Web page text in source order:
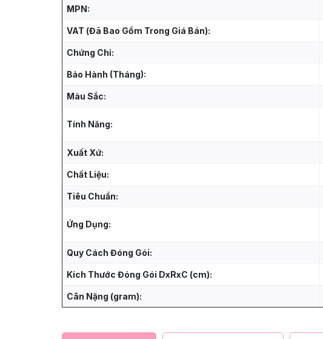
MPN:
VAT (Đã Bao Gồm Trong Giá Bán):
Chứng Chỉ:
Bảo Hành (Tháng):
Màu Sắc:
Tính Năng:
Xuất Xứ:
Chất Liệu:
Tiêu Chuẩn:
Ứng Dụng:
Quy Cách Đóng Gói:
Kích Thước Đóng Gói DxRxC (cm):
Cân Nặng (gram):